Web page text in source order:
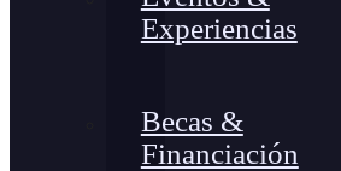
Experiencias
Becas &
Financiación